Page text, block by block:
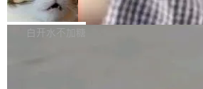
atePad Edge 升级至 HarmonyOS
P9 patch03及以上版本。 *升级路径：设
来自中国开发者雷霄骅（Lei Xiaohua）。
很多中国音视频开发者而言，这个名字并不
万元，超预算 860%
外媒近日曝光了亚马逊的多份内部报告显
导致公司在多个项目上超支。《金融时报》
白开水不加糖